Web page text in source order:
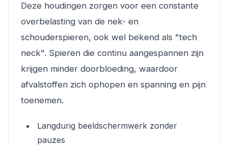
Deze houdingen zorgen voor een constante
overbelasting van de nek- en
schouderspieren, ook wel bekend als "tech
neck". Spieren die continu aangespannen zijn
krijgen minder doorbloeding, waardoor
afvalstoffen zich ophopen en spanning en pijn
toenemen.
Langdurig beeldschermwerk zonder
pauzes